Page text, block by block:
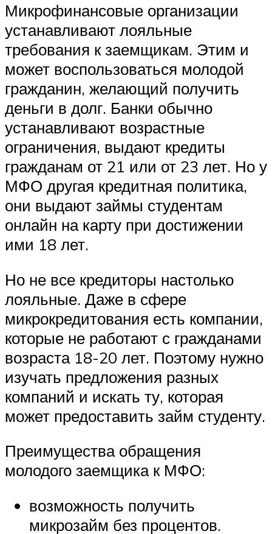
Микрофинансовые организации
устанавливают лояльные
требования к заемщикам. Этим и
может воспользоваться молодой
гражданин, желающий получить
деньги в долг. Банки обычно
устанавливают возрастные
ограничения, выдают кредиты
гражданам от 21 или от 23 лет. Но у
МФО другая кредитная политика,
они выдают займы студентам
онлайн на карту при достижении
ими 18 лет.
Но не все кредиторы настолько
лояльные. Даже в сфере
микрокредитования есть компании,
которые не работают с гражданами
возраста 18-20 лет. Поэтому нужно
изучать предложения разных
компаний и искать ту, которая
может предоставить займ студенту.
Преимущества обращения
молодого заемщика к МФО:
возможность получить
микрозайм без процентов.